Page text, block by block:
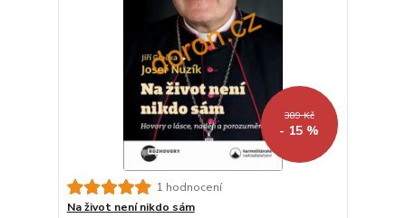
389 Kč
- 15 %
1 hodnocení
Na život není nikdo sám